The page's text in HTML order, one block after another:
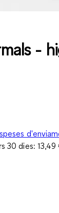
-
30 dies: 13,49